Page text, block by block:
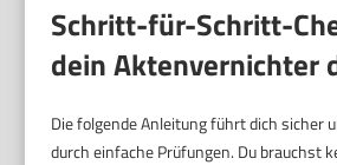
Schritt-für-Schritt-
dein Aktenvernichter
Die folgende Anleitung führt dich sicher
durch einfache Prüfungen. Du brauchst